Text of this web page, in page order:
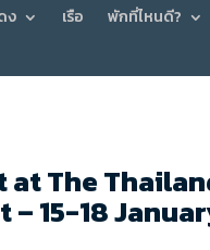
ง เรือ พักที่ไหนดี?
at The
15-18